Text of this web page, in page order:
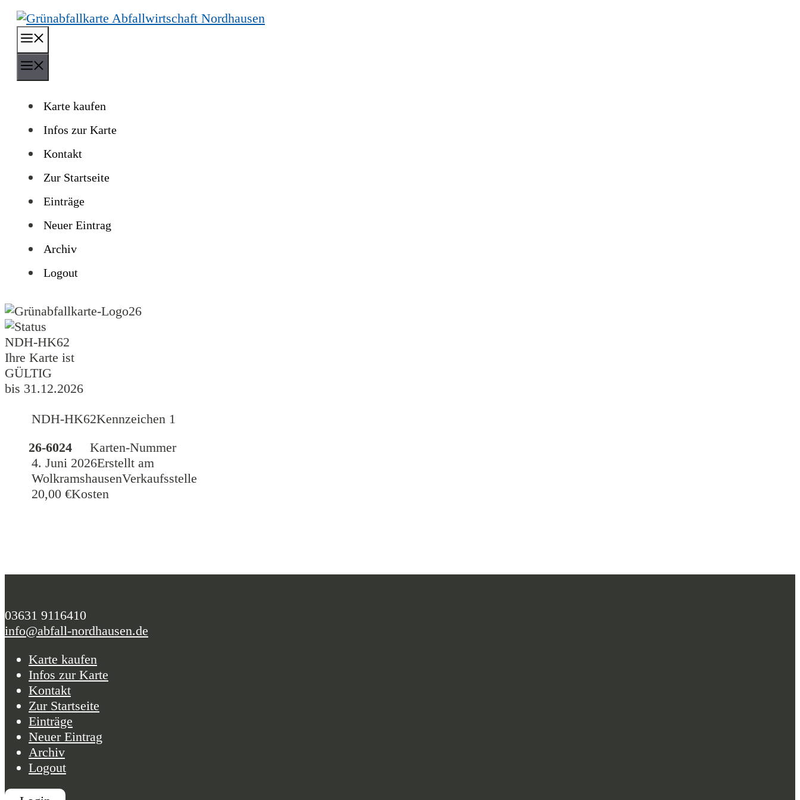
Zum
Inhalt
springen
Karte kaufen
Infos zur Karte
Kontakt
Zur Startseite
Einträge
Neuer Eintrag
Archiv
Logout
26
NDH-HK62
Ihre Karte ist
GÜLTIG
bis 31.12.2026
NDH-HK62Kennzeichen 1
26-6024
Karten-Nummer
4. Juni 2026Erstellt am
WolkramshausenVerkaufsstelle
20,00 €Kosten
03631 9116410
info@abfall-nordhausen.de
Karte kaufen
Infos zur Karte
Kontakt
Zur Startseite
Einträge
Neuer Eintrag
Archiv
Logout